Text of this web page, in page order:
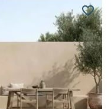
favorite_border